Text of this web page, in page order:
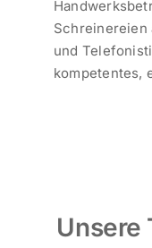
Schreinereien
und
kompetentes,
Unsere